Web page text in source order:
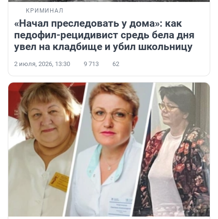
КРИМИНАЛ
«Начал преследовать у дома»: как
педофил-рецидивист средь бела дня
увел на кладбище и убил школьницу
2 июля, 2026, 13:30 9 713 62